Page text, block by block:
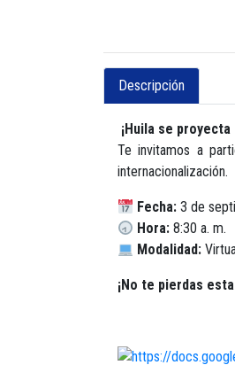
Descripción
¡Huila se
Te invitamos a
internacionalización.
Fecha: 3 de
Hora: 8:30 a. m.
Modalidad:
¡No te pierdas